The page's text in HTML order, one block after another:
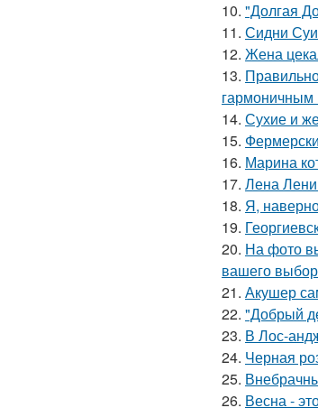
10. "Долгая
11. Сидни
12. Жена
13.
гармоничным
14. Сухие и
15.
16. Марина
17. Лена
18. Я,
19.
20. На фото
вашего
21. Акушер
22. "Добрый
23. В Лос-
24. Черная
25.
26. Весна -